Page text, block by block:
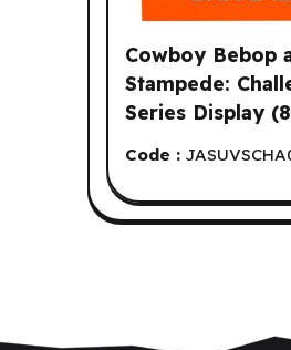
Cowboy Bebop
Stampede:
Series Display
Code :